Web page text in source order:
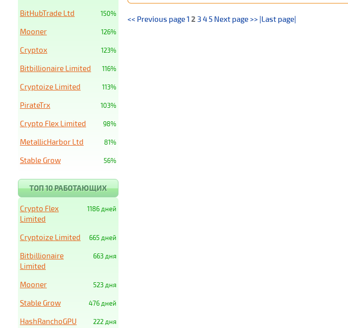
<< Previous page1 2 3 4 5 Next page >> |Last page|
150%
BitHubTrade Ltd
126%
Mooner
123%
Cryptox
116%
Bitbillionaire Limited
113%
Cryptoize Limited
103%
PirateTrx
98%
Crypto Flex Limited
81%
MetallicHarbor Ltd
56%
Stable Grow
ТОП 10 РАБОТАЮЩИХ
1186 дней
Crypto Flex
Limited
665 дней
Cryptoize Limited
663 дня
Bitbillionaire
Limited
523 дня
Mooner
476 дней
Stable Grow
222 дня
HashRanchoGPU